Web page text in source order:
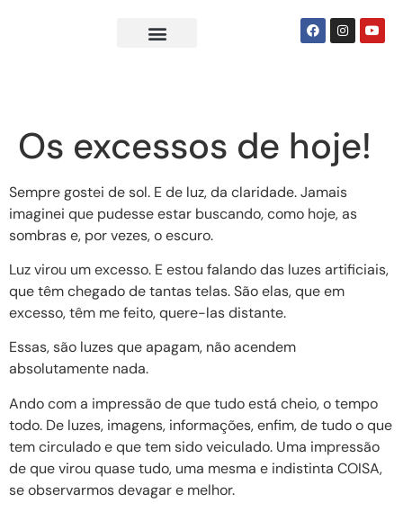
Os excessos de hoje!
Sempre gostei de sol. E de luz, da claridade. Jamais
imaginei que pudesse estar buscando, como hoje, as
sombras e, por vezes, o escuro.
Luz virou um excesso. E estou falando das luzes artificiais,
que têm chegado de tantas telas. São elas, que em
excesso, têm me feito, quere-las distante.
Essas, são luzes que apagam, não acendem
absolutamente nada.
Ando com a impressão de que tudo está cheio, o tempo
todo. De luzes, imagens, informações, enfim, de tudo o que
tem circulado e que tem sido veiculado. Uma impressão
de que virou quase tudo, uma mesma e indistinta COISA,
se observarmos devagar e melhor.